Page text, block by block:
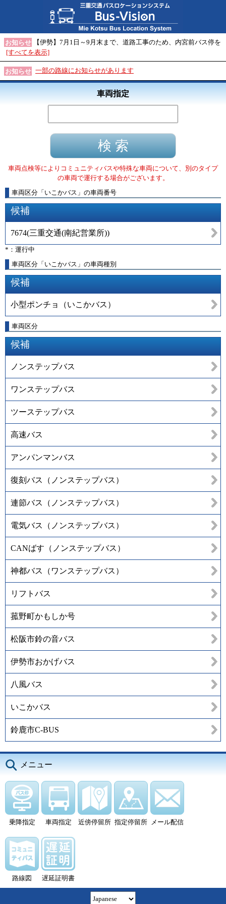
お知らせ
【伊勢】7月1日～9月末まで、道路工事のため、内宮前バス停を
[すべてを表示]
お知らせ 一部の路線にお知らせがあります
車両指定
車両点検等によりコミュニティバスや特殊な車両について、別のタイプ
の車両で運行する場合がございます。
車両区分 「 いこかバス 」 の車両番号
候補
7674(三重交通(南紀営業所))
*：運行中
車両区分「いこかバス」の車両種別
候補
小型ポンチョ（いこかバス）
車両区分
候補
ノンステップバス
ワンステップバス
ツーステップバス
高速バス
アンパンマンバス
復刻バス（ノンステップバス）
連節バス（ノンステップバス）
電気バス（ノンステップバス）
CANばす（ノンステップバス）
神都バス（ワンステップバス）
リフトバス
菰野町かもしか号
松阪市鈴の音バス
伊勢市おかげバス
八風バス
いこかバス
鈴鹿市C-BUS
メニュー
乗降指定 車両指定 近傍停留所 指定停留所 メール配信
路線図 遅延証明書